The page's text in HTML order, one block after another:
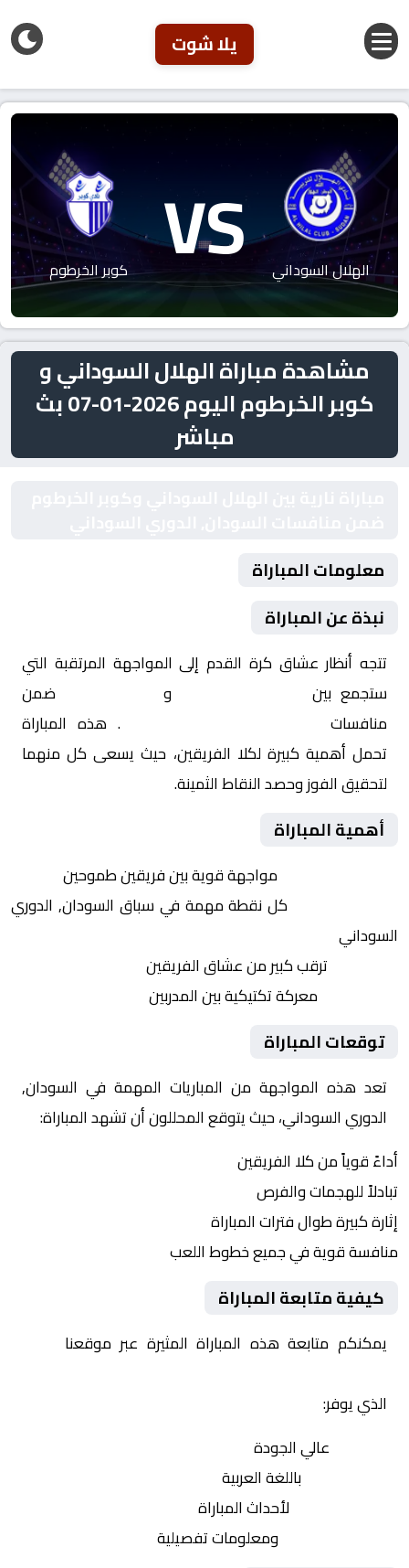
يلا شوت
الهلال السوداني VS كوبر الخرطوم
مشاهدة مباراة الهلال السوداني و
كوبر الخرطوم اليوم 2026-01-07 بث
مباشر
معلومات المباراة
نبذة عن المباراة
تتجه أنظار عشاق كرة القدم إلى المواجهة المرتقبة التي
ستجمع بين
و
ضمن
منافسات
. هذه المباراة
تحمل أهمية كبيرة لكلا الفريقين، حيث يسعى كل منهما
لتحقيق الفوز وحصد النقاط الثمينة.
أهمية المباراة
مواجهة قوية بين فريقين طموحين
كل نقطة مهمة في سباق السودان, الدوري
السوداني
ترقب كبير من عشاق الفريقين
معركة تكتيكية بين المدربين
توقعات المباراة
تعد هذه المواجهة من المباريات المهمة في السودان,
الدوري السوداني، حيث يتوقع المحللون أن تشهد المباراة:
أداءً قوياً من كلا الفريقين
تبادلاً للهجمات والفرص
إثارة كبيرة طوال فترات المباراة
منافسة قوية في جميع خطوط اللعب
كيفية متابعة المباراة
يمكنكم متابعة هذه المباراة المثيرة عبر موقعنا
الذي يوفر:
عالي الجودة
باللغة العربية
لأحداث المباراة
ومعلومات تفصيلية